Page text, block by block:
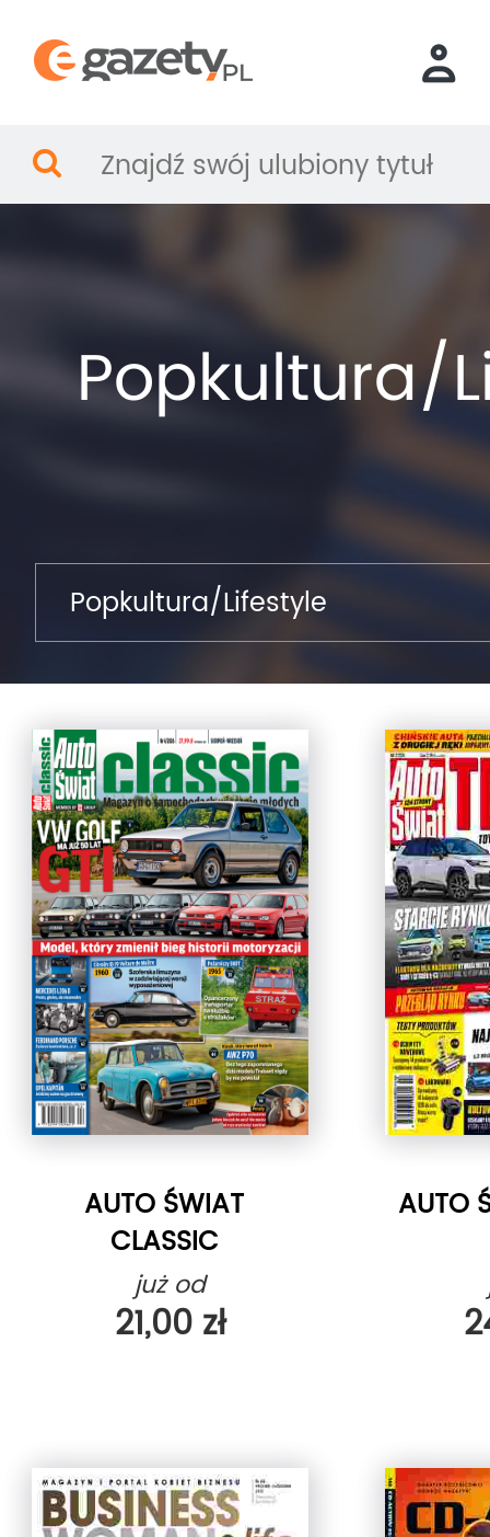
Popkultura/Lifestyle
AUTO ŚWIAT
CLASSIC
już od
21,00 zł
AUTO